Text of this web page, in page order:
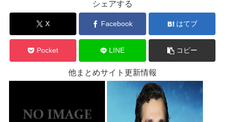
シェアする
X Facebook はてブ
Pocket LINE コピー
他まとめサイト更新情報